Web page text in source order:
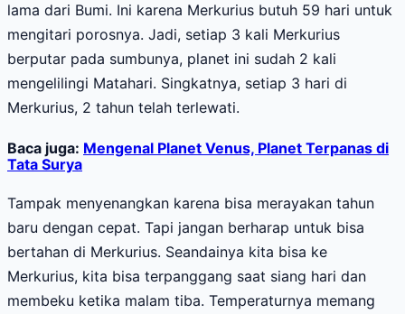
lama dari Bumi. Ini karena Merkurius butuh 59 hari untuk
mengitari porosnya. Jadi, setiap 3 kali Merkurius
berputar pada sumbunya, planet ini sudah 2 kali
mengelilingi Matahari. Singkatnya, setiap 3 hari di
Merkurius, 2 tahun telah terlewati.
Baca juga: Mengenal Planet Venus, Planet Terpanas di
Tata Surya
Tampak menyenangkan karena bisa merayakan tahun
baru dengan cepat. Tapi jangan berharap untuk bisa
bertahan di Merkurius. Seandainya kita bisa ke
Merkurius, kita bisa terpanggang saat siang hari dan
membeku ketika malam tiba. Temperaturnya memang